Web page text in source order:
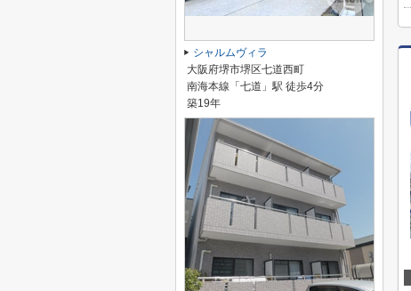
シャルムヴィラ
大阪府堺市堺区七道西町
南海本線「七道」駅 徒歩4分
築19年